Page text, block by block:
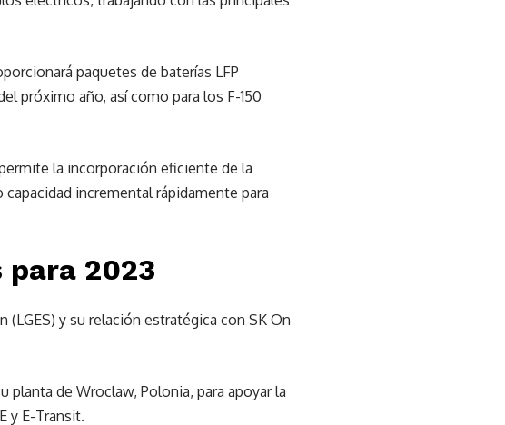
paquetes de baterías LFP
próximo año, así como para los F-150
la incorporación eficiente de la
incremental rápidamente para
para 2023
y su relación estratégica con SK On
planta de Wroclaw, Polonia, para apoyar la
y E-Transit.